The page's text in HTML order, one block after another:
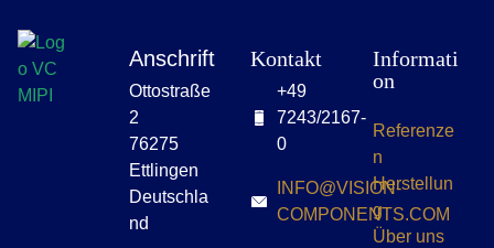
Anschrift
Ottostraße
2
76275
Ettlingen
Deutschla
nd
Kontakt
+49
7243/2167-
0
INFO@VISION-
COMPONENTS.COM
Informati
on
Referenze
n
Herstellun
g
Über uns